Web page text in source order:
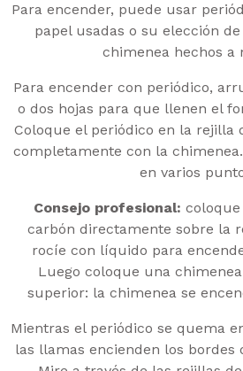
Para encender, puede usar
papel usadas o su elección
chimenea hechos a
Para encender con periódico,
o dos hojas para que llenen el
Coloque el periódico en la rejilla
completamente con la
en varios
Consejo profesional:
carbón directamente sobre la
rocíe con líquido para
Luego coloque una
superior: la chimenea se
Mientras el periódico se quema
las llamas encienden los bordes